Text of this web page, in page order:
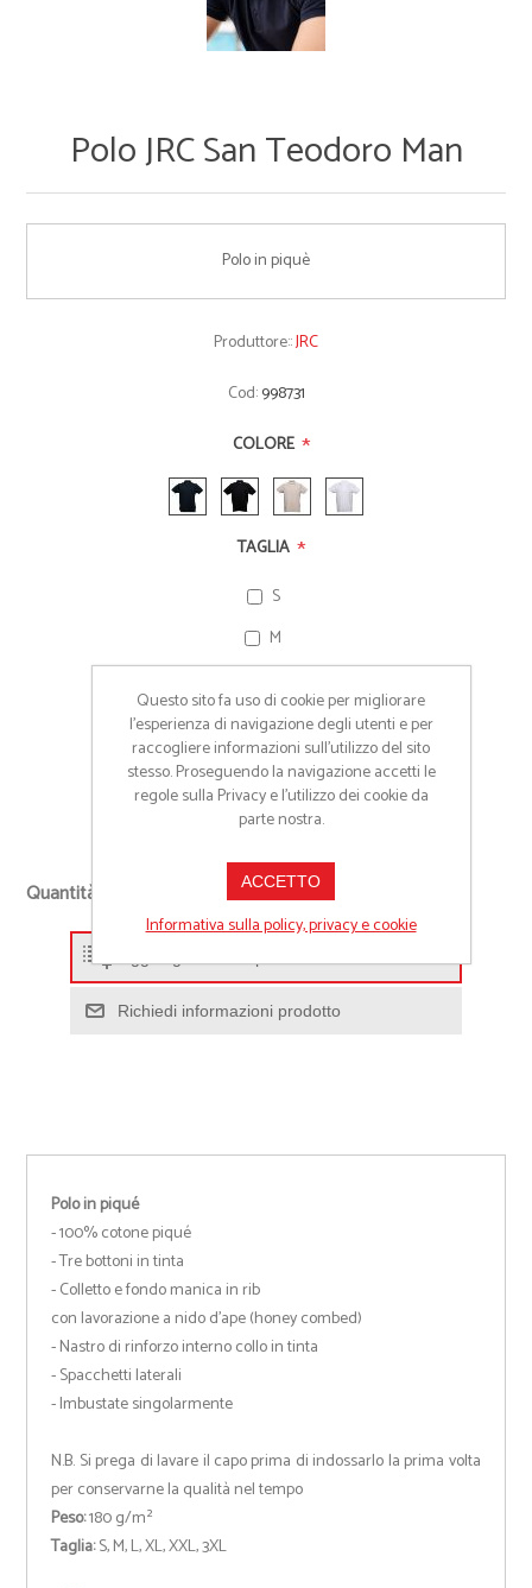
Polo JRC San Teodoro Man
Polo in piquè
Produttore::JRC
Cod:998731
COLORE *
TAGLIA *
S
M
XL
XXL
3XL
Quantità richiesta
+
-
Richiedi informazioni prodotto
Polo in piqué
- 100% cotone piqué
- Tre bottoni in tinta
- Colletto e fondo manica in rib
con lavorazione a nido d'ape (honey combed)
- Nastro di rinforzo interno collo in tinta
- Spacchetti laterali
- Imbustate singolarmente
N.B. Si prega di lavare il capo prima di indossarlo la prima volta
per conservarne la qualità nel tempo
Peso:180 g/m²
Taglia:S, M, L, XL, XXL, 3XL
Questo sito fa uso di cookie per migliorare
l’esperienza di navigazione degli utenti e per
raccogliere informazioni sull’utilizzo del sito
stesso. Proseguendo la navigazione accetti le
regole sulla Privacy e l'utilizzo dei cookie da
parte nostra.
ACCETTO
Informativa sulla policy, privacy e cookie